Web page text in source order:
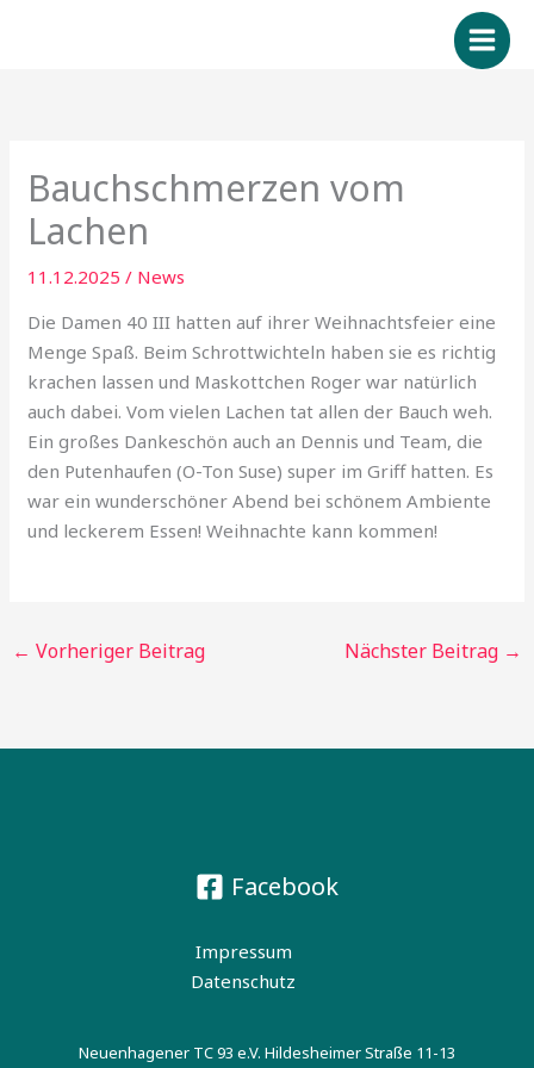
Bauchschmerzen vom
Lachen
11.12.2025/ News
Die Damen 40 III hatten auf ihrer Weihnachtsfeier eine
Menge Spaß. Beim Schrottwichteln haben sie es richtig
krachen lassen und Maskottchen Roger war natürlich
auch dabei. Vom vielen Lachen tat allen der Bauch weh.
Ein großes Dankeschön auch an Dennis und Team, die
den Putenhaufen (O-Ton Suse) super im Griff hatten. Es
war ein wunderschöner Abend bei schönem Ambiente
und leckerem Essen! Weihnachte kann kommen!
← Vorheriger Beitrag Nächster Beitrag →
Facebook
Impressum
Datenschutz
Neuenhagener TC 93 e.V. Hildesheimer Straße 11-13